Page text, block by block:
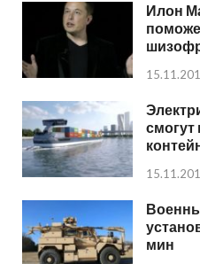
Илон
смогут
мин